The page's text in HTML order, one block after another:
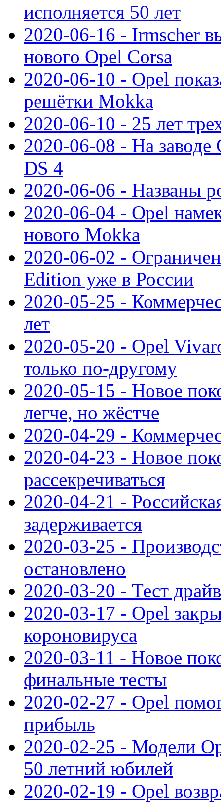
исполняется 50 лет
2020-06-16 - Irmscher
нового Opel Corsa
2020-06-10 - Opel
решётки Mokka
2020-06-10 - 25 лет
2020-06-08 - На заводе
DS 4
2020-06-06 - Названы
2020-06-04 - Opel
нового Mokka
2020-06-02 -
Edition уже в России
2020-05-25 -
лет
2020-05-20 - Opel
только по-другому
2020-05-15 - Новое
легче, но жёстче
2020-04-29 -
2020-04-23 - Новое
рассекречиваться
2020-04-21 -
задерживается
2020-03-25 -
остановлено
2020-03-20 - Тест
2020-03-17 - Opel
короновируса
2020-03-11 - Новое
финальные тесты
2020-02-27 - Opel
прибыль
2020-02-25 - Модели
50 летний юбилей
2020-02-19 - Opel